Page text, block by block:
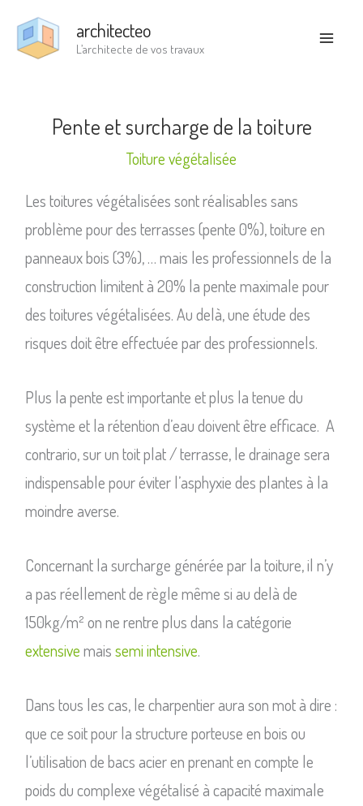
architecteo
L’architecte de vos travaux
Pente et surcharge de la toiture
Toiture végétalisée
Les toitures végétalisées sont réalisables sans
problème pour des terrasses (pente 0%), toiture en
panneaux bois (3%), … mais les professionnels de la
construction limitent à 20% la pente maximale pour
des toitures végétalisées. Au delà, une étude des
risques doit être effectuée par des professionnels.
Plus la pente est importante et plus la tenue du
système et la rétention d’eau doivent être efficace. A
contrario, sur un toit plat / terrasse, le drainage sera
indispensable pour éviter l’asphyxie des plantes à la
moindre averse.
Concernant la surcharge générée par la toiture, il n’y
a pas réellement de règle même si au delà de
150kg/m² on ne rentre plus dans la catégorie
extensivemaissemi intensive.
Dans tous les cas, le charpentier aura son mot à dire :
que ce soit pour la structure porteuse en bois ou
l’utilisation de bacs acier en prenant en compte le
poids du complexe végétalisé à capacité maximale